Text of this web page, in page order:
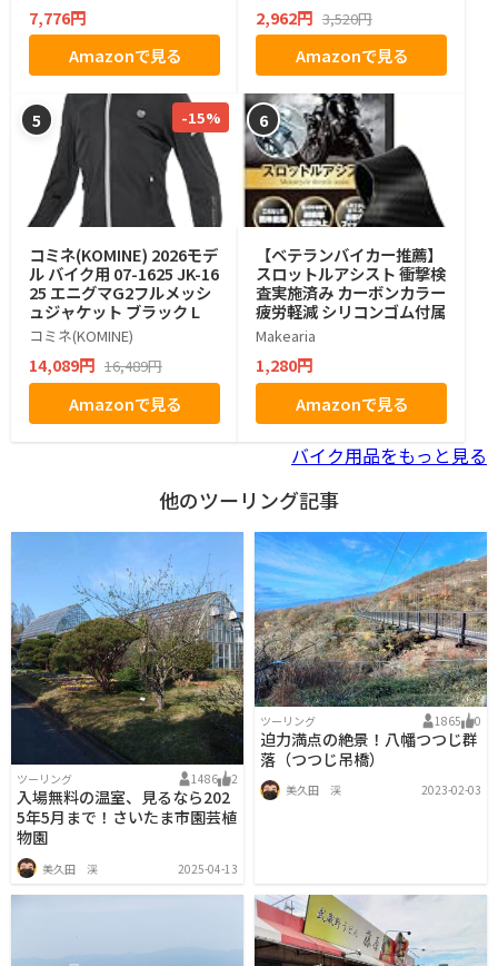
7,776円
Amazonで見る
2,962円 3,520円
Amazonで見る
5 -15%
コミネ(KOMINE) 2026モデ
ル バイク用 07-1625 JK-16
25 エニグマG2フルメッシ
ュジャケット ブラック L
コミネ(KOMINE)
14,089円 16,489円
Amazonで見る
6
【ベテランバイカー推薦】
スロットルアシスト 衝撃検
査実施済み カーボンカラー
疲労軽減 シリコンゴム付属
Makearia
1,280円
Amazonで見る
バイク用品をもっと見る
他のツーリング記事
ツーリング 1486 2
入場無料の温室、見るなら202
5年5月まで！さいたま市園芸植
物園
美久田 渓 2025-04-13
ツーリング 1865 0
迫力満点の絶景！八幡つつじ群
落（つつじ吊橋）
美久田 渓 2023-02-03